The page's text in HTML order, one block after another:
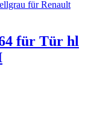
für Tür hl